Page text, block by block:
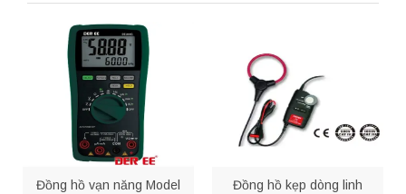
Đồng hồ vạn năng Model
Đồng hồ kẹp dòng linh